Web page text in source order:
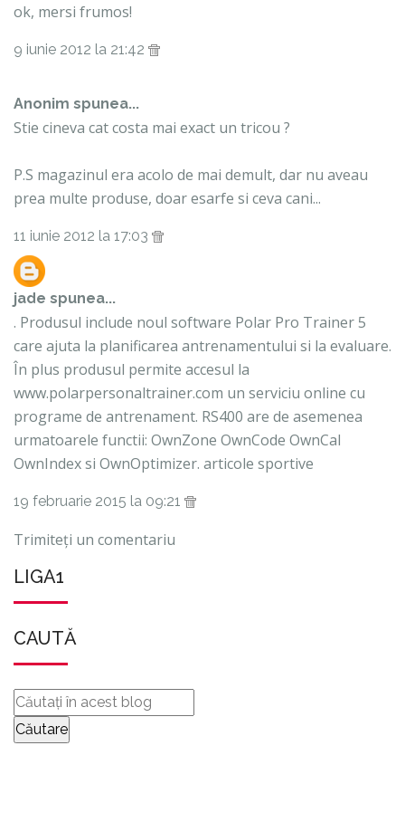
ok, mersi frumos!
9 iunie 2012 la 21:42
Anonim spunea...
Stie cineva cat costa mai exact un tricou ?
P.S magazinul era acolo de mai demult, dar nu aveau
prea multe produse, doar esarfe si ceva cani...
11 iunie 2012 la 17:03
jade spunea...
. Produsul include noul software Polar Pro Trainer 5
care ajuta la planificarea antrenamentului si la evaluare.
În plus produsul permite accesul la
www.polarpersonaltrainer.com un serviciu online cu
programe de antrenament. RS400 are de asemenea
urmatoarele functii: OwnZone OwnCode OwnCal
OwnIndex si OwnOptimizer. articole sportive
19 februarie 2015 la 09:21
Trimiteți un comentariu
LIGA1
CAUTĂ